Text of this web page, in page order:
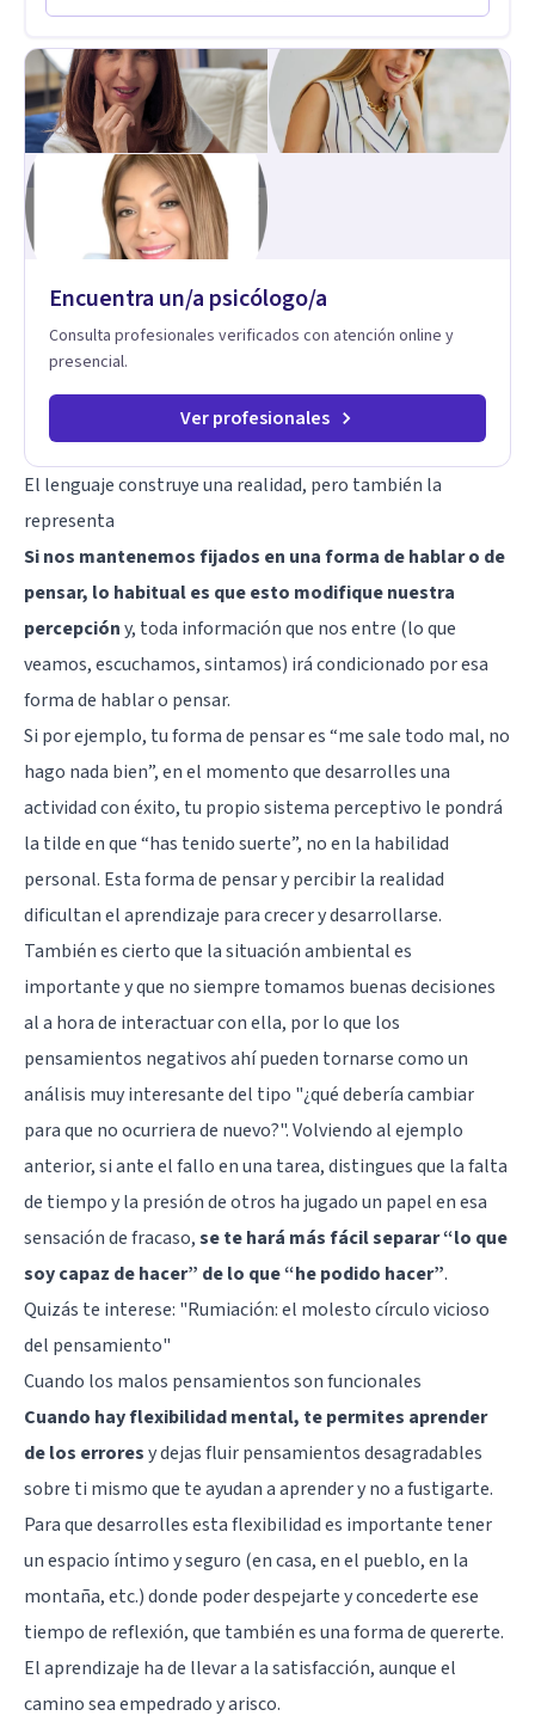
nuevo.
Encuentra un/a psicólogo/a
Consulta profesionales verificados con atención online y
presencial.
Ver profesionales
El lenguaje construye una realidad, pero también la
representa
Si nos mantenemos fijados en una forma de hablar o de
pensar, lo habitual es que esto modifique nuestra
percepcióny, toda información que nos entre (lo que
veamos, escuchamos, sintamos) irá condicionado por esa
forma de hablar o pensar.
Si por ejemplo, tu forma de pensar es “me sale todo mal, no
hago nada bien”, en el momento que desarrolles una
actividad con éxito, tu propio sistema perceptivo le pondrá
la tilde en que “has tenido suerte”, no en la habilidad
personal. Esta forma de pensar y percibir la realidad
dificultan el aprendizaje para crecer y desarrollarse.
También es cierto que la situación ambiental es
importante y que no siempre tomamos buenas decisiones
al a hora de interactuar con ella, por lo que los
pensamientos negativos ahí pueden tornarse como un
análisis muy interesante del tipo "¿qué debería cambiar
para que no ocurriera de nuevo?". Volviendo al ejemplo
anterior, si ante el fallo en una tarea, distingues que la falta
de tiempo y la presión de otros ha jugado un papel en esa
sensación de fracaso,se te hará más fácil separar “lo que
soy capaz de hacer” de lo que “he podido hacer”.
Quizás te interese: "Rumiación: el molesto círculo vicioso
del pensamiento"
Cuando los malos pensamientos son funcionales
Cuando hay flexibilidad mental, te permites aprender
de los erroresy dejas fluir pensamientos desagradables
sobre ti mismo que te ayudan a aprender y no a fustigarte.
Para que desarrolles esta flexibilidad es importante tener
un espacio íntimo y seguro (en casa, en el pueblo, en la
montaña, etc.) donde poder despejarte y concederte ese
tiempo de reflexión, que también es una forma de quererte.
El aprendizaje ha de llevar a la satisfacción, aunque el
camino sea empedrado y arisco.